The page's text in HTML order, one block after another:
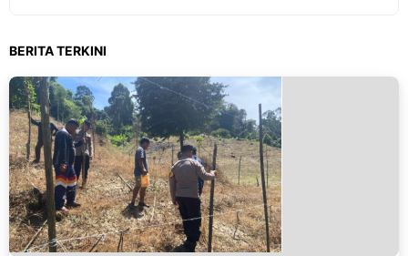
BERITA TERKINI